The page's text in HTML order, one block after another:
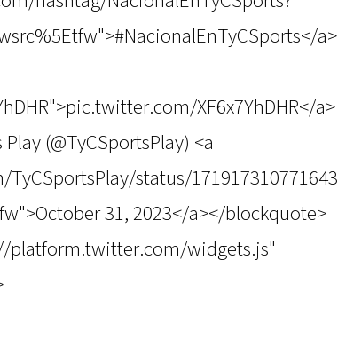
a>
XF6x7YhDHR</a>
(@TyCSportsPlay) <a
status/171917310771643
31, 2023</a></blockquote>
platform.twitter.com/widgets.js"